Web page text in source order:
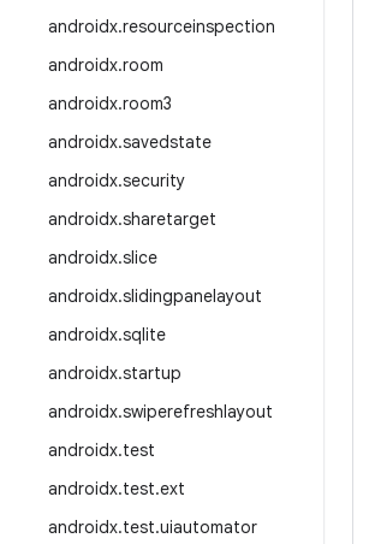
androidx.resourceinspection
androidx.room
androidx.room3
androidx.savedstate
androidx.security
androidx.sharetarget
androidx.slice
androidx.slidingpanelayout
androidx.sqlite
androidx.startup
androidx.swiperefreshlayout
androidx.test
androidx.test.ext
androidx.test.uiautomator